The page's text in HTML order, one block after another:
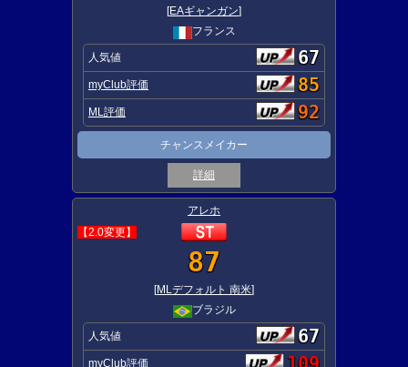
[EAギャンガン]
フランス
人気値 67
myClub評価 85
ML評価 92
チャンスメイカー
詳細
アレホ
【2.0変更】
87
[MLデフォルト 南米]
ブラジル
人気値 67
myClub評価